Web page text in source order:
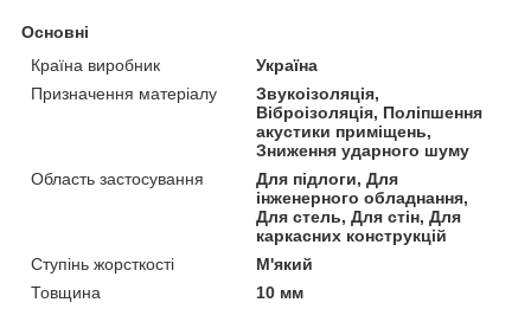
Основні
Країна виробник
Україна
Призначення матеріалу
Звукоізоляція,
Віброізоляція, Поліпшення
акустики приміщень,
Зниження ударного шуму
Область застосування
Для підлоги, Для
інженерного обладнання,
Для стель, Для стін, Для
каркасних конструкцій
Ступінь жорсткості
М'який
Товщина
10 мм